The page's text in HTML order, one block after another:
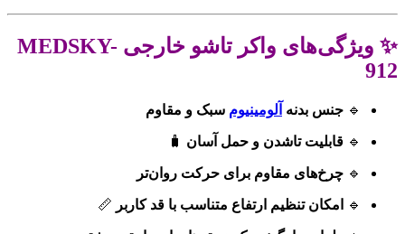
✨ ویژگی‌های واکر تاشو خارجی MEDSKY-
912
🔹 جنس بدنه آلومینیوم سبک و مقاوم
🔹 قابلیت تاشدن و حمل آسان 🧳
🔹 چرخ‌های مقاوم برای حرکت روان‌تر
🔹 امکان تنظیم ارتفاع متناسب با قد کاربر 📏